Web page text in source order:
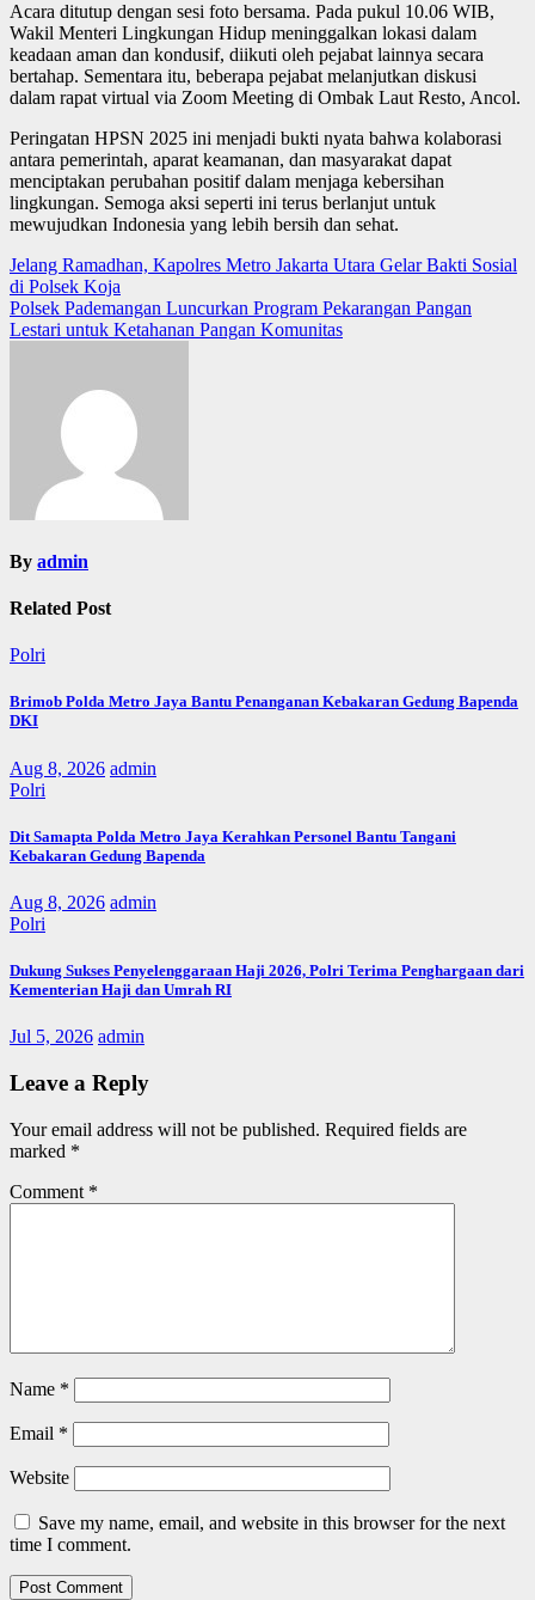
Acara ditutup dengan sesi foto bersama. Pada pukul 10.06 WIB,
Wakil Menteri Lingkungan Hidup meninggalkan lokasi dalam
keadaan aman dan kondusif, diikuti oleh pejabat lainnya secara
bertahap. Sementara itu, beberapa pejabat melanjutkan diskusi
dalam rapat virtual via Zoom Meeting di Ombak Laut Resto, Ancol.
Peringatan HPSN 2025 ini menjadi bukti nyata bahwa kolaborasi
antara pemerintah, aparat keamanan, dan masyarakat dapat
menciptakan perubahan positif dalam menjaga kebersihan
lingkungan. Semoga aksi seperti ini terus berlanjut untuk
mewujudkan Indonesia yang lebih bersih dan sehat.
Post
navigation
Jelang Ramadhan, Kapolres Metro Jakarta Utara Gelar Bakti Sosial
di Polsek Koja
Polsek Pademangan Luncurkan Program Pekarangan Pangan
Lestari untuk Ketahanan Pangan Komunitas
By admin
Related Post
Polri
Brimob Polda Metro Jaya Bantu Penanganan Kebakaran Gedung Bapenda
DKI
Aug 8, 2026 admin
Polri
Dit Samapta Polda Metro Jaya Kerahkan Personel Bantu Tangani
Kebakaran Gedung Bapenda
Aug 8, 2026 admin
Polri
Dukung Sukses Penyelenggaraan Haji 2026, Polri Terima Penghargaan dari
Kementerian Haji dan Umrah RI
Jul 5, 2026 admin
Leave a Reply
Your email address will not be published. Required fields are
marked *
Comment *
Name *
Email *
Website
Save my name, email, and website in this browser for the next
time I comment.